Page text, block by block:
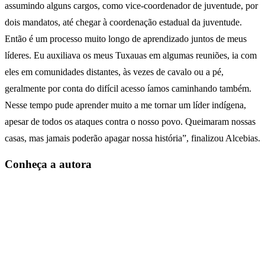
assumindo alguns cargos, como vice-coordenador de juventude, por
dois mandatos, até chegar à coordenação estadual da juventude.
Então é um processo muito longo de aprendizado juntos de meus
líderes. Eu auxiliava os meus Tuxauas em algumas reuniões, ia com
eles em comunidades distantes, às vezes de cavalo ou a pé,
geralmente por conta do difícil acesso íamos caminhando também.
Nesse tempo pude aprender muito a me tornar um líder indígena,
apesar de todos os ataques contra o nosso povo. Queimaram nossas
casas, mas jamais poderão apagar nossa história”, finalizou Alcebias.
Conheça a autora